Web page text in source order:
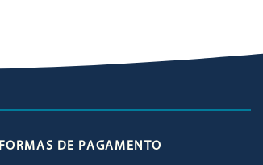
FORMAS DE PAGAMENTO